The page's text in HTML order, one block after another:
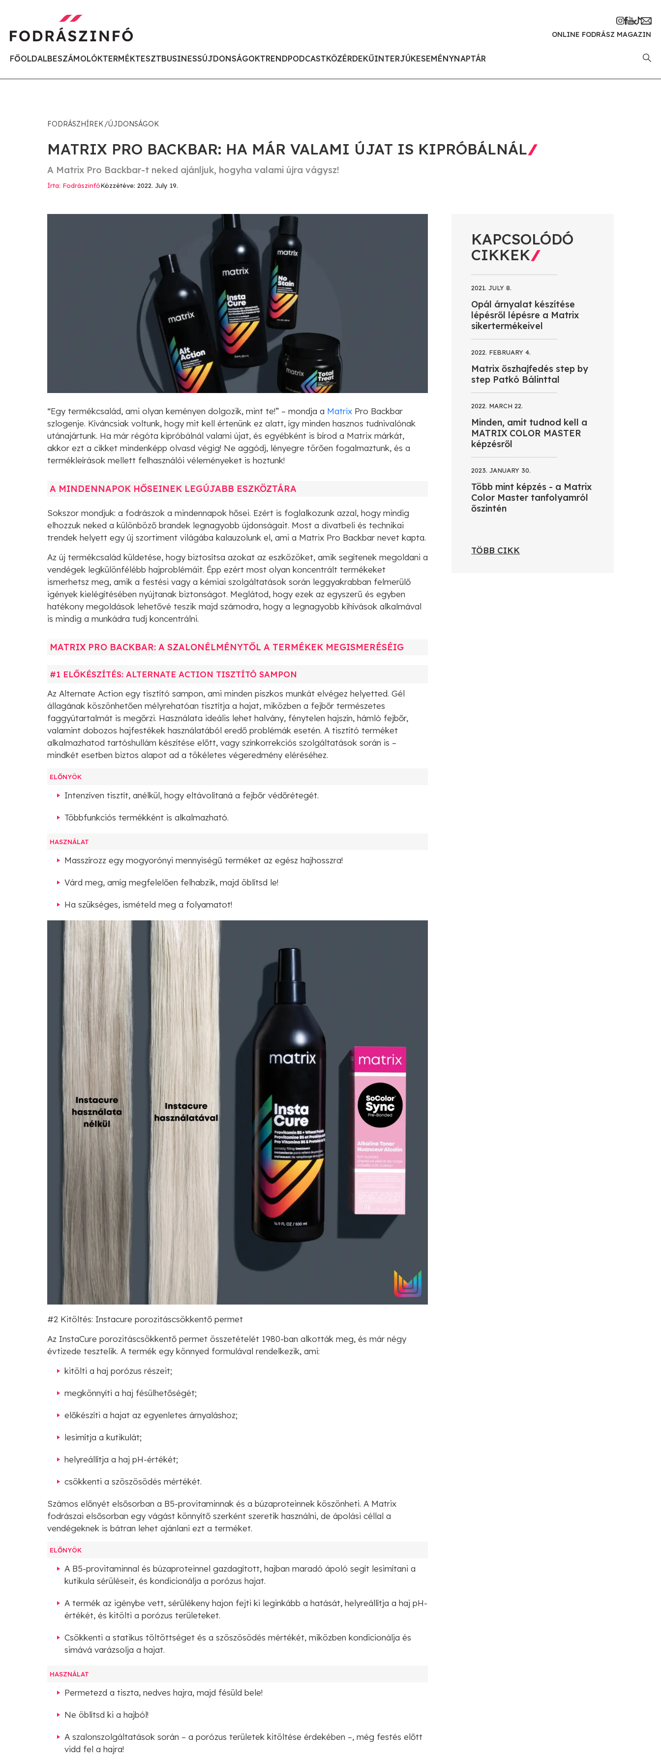
ONLINE FODRÁSZ MAGAZIN
FŐOLDALBESZÁMOLÓKTERMÉKTESZTBUSINESSÚJDONSÁGOKTRENDPODCASTKÖZÉRDEKŰINTERJÚKESEMÉNYNAPTÁR
FODRÁSZHÍREK ÚJDONSÁGOK
MATRIX PRO BACKBAR: HA MÁR VALAMI ÚJAT IS KIPRÓBÁLNÁL
A Matrix Pro Backbar-t neked ajánljuk, hogyha valami újra vágysz!
Írta: FodrászinfóKözzétéve: 2022. July 19.
“Egy termékcsalád, ami olyan keményen dolgozik, mint te!” – mondja a Matrix Pro Backbar
szlogenje. Kíváncsiak voltunk, hogy mit kell értenünk ez alatt, így minden hasznos tudnivalónak
utánajártunk. Ha már régóta kipróbálnál valami újat, és egyébként is bírod a Matrix márkát,
akkor ezt a cikket mindenképp olvasd végig! Ne aggódj, lényegre törően fogalmaztunk, és a
termékleírások mellett felhasználói véleményeket is hoztunk!
A MINDENNAPOK HŐSEINEK LEGÚJABB ESZKÖZTÁRA
Sokszor mondjuk: a fodrászok a mindennapok hősei. Ezért is foglalkozunk azzal, hogy mindig
elhozzuk neked a különböző brandek legnagyobb újdonságait. Most a divatbeli és technikai
trendek helyett egy új szortiment világába kalauzolunk el, ami a Matrix Pro Backbar nevet kapta.
Az új termékcsalád küldetése, hogy biztosítsa azokat az eszközöket, amik segítenek megoldani a
vendégek legkülönfélébb hajproblémáit. Épp ezért most olyan koncentrált termékeket
ismerhetsz meg, amik a festési vagy a kémiai szolgáltatások során leggyakrabban felmerülő
igények kielégítésében nyújtanak biztonságot. Meglátod, hogy ezek az egyszerű és egyben
hatékony megoldások lehetővé teszik majd számodra, hogy a legnagyobb kihívások alkalmával
is mindig a munkádra tudj koncentrálni.
MATRIX PRO BACKBAR: A SZALONÉLMÉNYTŐL A TERMÉKEK MEGISMERÉSÉIG
#1 ELŐKÉSZÍTÉS: ALTERNATE ACTION TISZTÍTÓ SAMPON
Az Alternate Action egy tisztító sampon, ami minden piszkos munkát elvégez helyetted. Gél
állagának köszönhetően mélyrehatóan tisztítja a hajat, miközben a fejbőr természetes
faggyútartalmát is megőrzi. Használata ideális lehet halvány, fénytelen hajszín, hámló fejbőr,
valamint dobozos hajfestékek használatából eredő problémák esetén. A tisztító terméket
alkalmazhatod tartóshullám készítése előtt, vagy színkorrekciós szolgáltatások során is –
mindkét esetben biztos alapot ad a tökéletes végeredmény eléréséhez.
ELŐNYÖK
Intenzíven tisztít, anélkül, hogy eltávolítaná a fejbőr védőrétegét.
Többfunkciós termékként is alkalmazható.
HASZNÁLAT
Masszírozz egy mogyorónyi mennyiségű terméket az egész hajhosszra!
Várd meg, amíg megfelelően felhabzik, majd öblítsd le!
Ha szükséges, ismételd meg a folyamatot!
#2 Kitöltés: Instacure porozitáscsökkentő permet
Az InstaCure porozitáscsökkentő permet összetételét 1980-ban alkották meg, és már négy
évtizede tesztelik. A termék egy könnyed formulával rendelkezik, ami:
kitölti a haj porózus részeit;
megkönnyíti a haj fésülhetőségét;
előkészíti a hajat az egyenletes árnyaláshoz;
lesimítja a kutikulát;
helyreállítja a haj pH-értékét;
csökkenti a szöszösödés mértékét.
Számos előnyét elsősorban a B5-provitaminnak és a búzaproteinnek köszönheti. A Matrix
fodrászai elsősorban egy vágást könnyítő szerként szeretik használni, de ápolási céllal a
vendégeknek is bátran lehet ajánlani ezt a terméket.
ELŐNYÖK
A B5-provitaminnal és búzaproteinnel gazdagított, hajban maradó ápoló segít lesimítani a
kutikula sérüléseit, és kondicionálja a porózus hajat.
A termék az igénybe vett, sérülékeny hajon fejti ki leginkább a hatását, helyreállítja a haj pH-
értékét, és kitölti a porózus területeket.
Csökkenti a statikus töltöttséget és a szöszösödés mértékét, miközben kondicionálja és
simává varázsolja a hajat.
HASZNÁLAT
Permetezd a tiszta, nedves hajra, majd fésüld bele!
Ne öblítsd ki a hajból!
A szalonszolgáltatások során – a porózus területek kitöltése érdekében –, még festés előtt
vidd fel a hajra!
KAPCSOLÓDÓ
CIKKEK
2021. JULY 8.
Opál árnyalat készítése
lépésről lépésre a Matrix
sikertermékeivel
2022. FEBRUARY 4.
Matrix őszhajfedés step by
step Patkó Bálinttal
2022. MARCH 22.
Minden, amit tudnod kell a
MATRIX COLOR MASTER
képzésről
2023. JANUARY 30.
Több mint képzés - a Matrix
Color Master tanfolyamról
őszintén
TÖBB CIKK